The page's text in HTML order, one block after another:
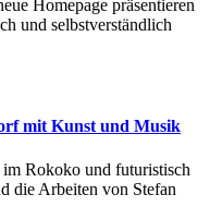
Homepage präsentieren
und selbstverständlich
mit Kunst und Musik
Rokoko und futuristisch
die Arbeiten von Stefan